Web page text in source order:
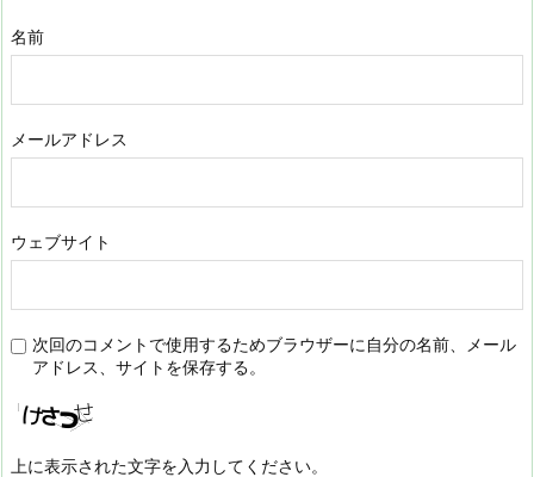
名前
メールアドレス
ウェブサイト
次回のコメントで使用するためブラウザーに自分の名前、メール
アドレス、サイトを保存する。
上に表示された文字を入力してください。